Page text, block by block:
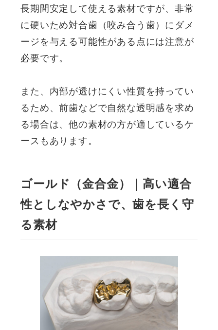
長期間安定して使える素材ですが、非常
に硬いため対合歯（咬み合う歯）にダメ
ージを与える可能性がある点には注意が
必要です。
また、内部が透けにくい性質を持ってい
るため、前歯などで自然な透明感を求め
る場合は、他の素材の方が適しているケ
ースもあります。
ゴールド（金合金）｜高い適合
性としなやかさで、歯を長く守
る素材